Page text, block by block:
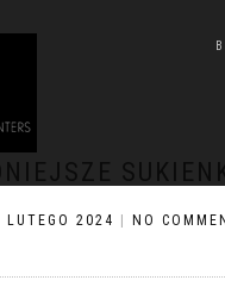
LUTEGO 2024 NO